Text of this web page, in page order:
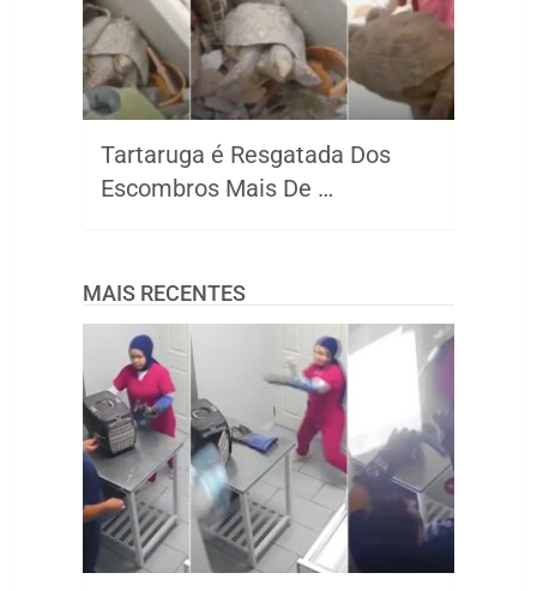
Tartaruga é Resgatada Dos
Escombros Mais De …
MAIS RECENTES